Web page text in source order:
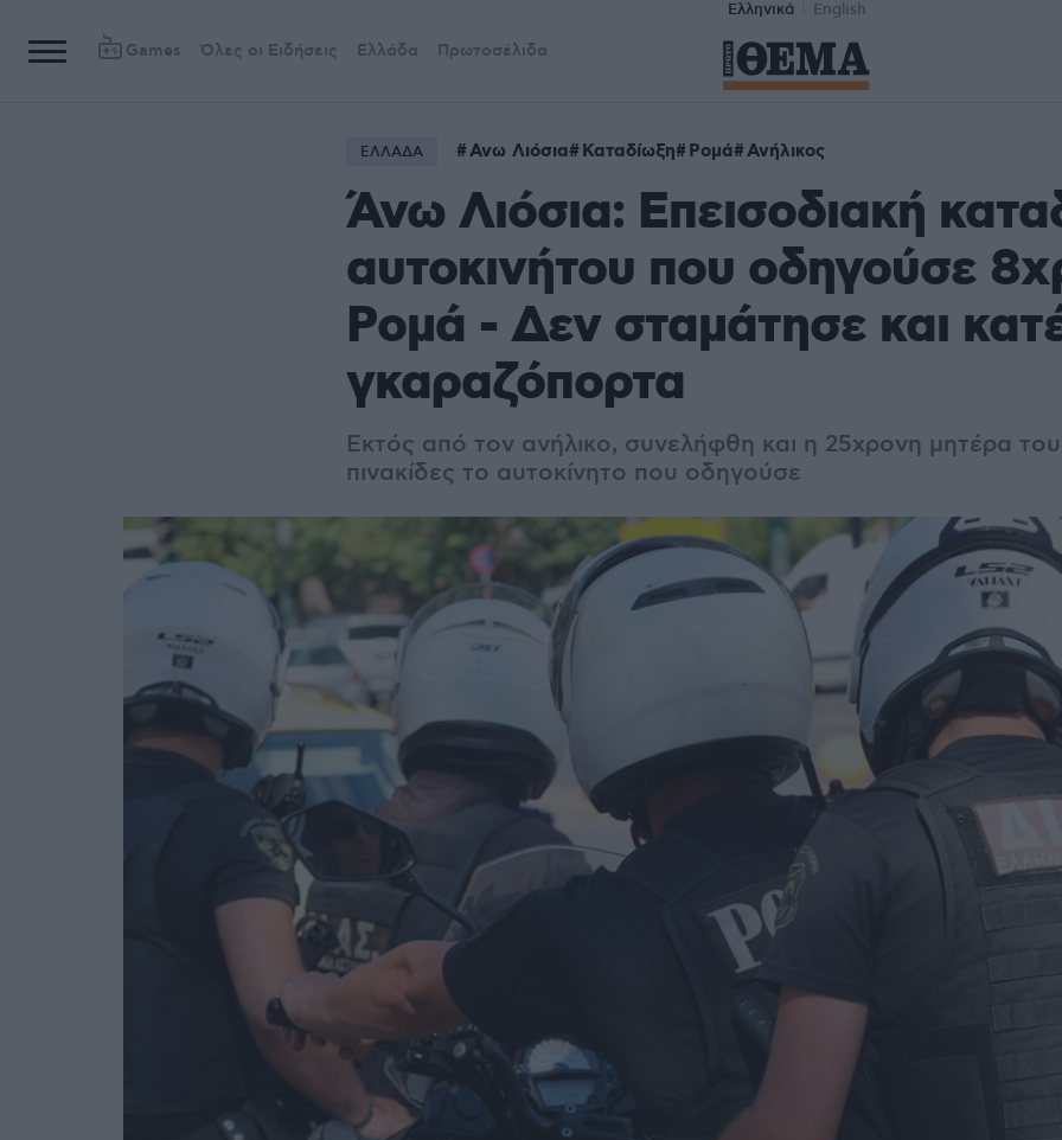
Ελληνικά English
Games Όλες οι Ειδήσεις Ελλάδα Πρωτοσέλιδα
ΕΛΛΑΔΑ Ανω Λιόσια Καταδίωξη Ρομά Ανήλικος
Άνω Λιόσια: Επεισοδιακή
αυτοκινήτου που οδηγούσε
Ρομά - Δεν σταμάτησε και
γκαραζόπορτα
Εκτός από τον ανήλικο, συνελήφθη και η 25χρονη μητέρα
πινακίδες το αυτοκίνητο που οδηγούσε